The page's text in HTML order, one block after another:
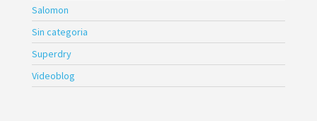
Salomon
Sin categoria
Superdry
Videoblog